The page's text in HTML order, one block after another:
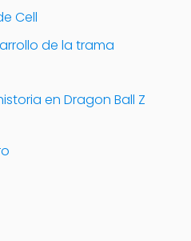
Cell
de la trama
en Dragon Ball Z